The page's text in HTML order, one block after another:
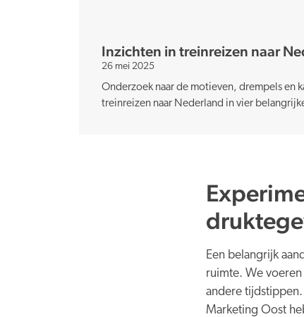
Inzichten in treinreizen naar
26 mei 2025
Onderzoek naar de motieven, drempels en
treinreizen naar Nederland in vier
Een belangrijk
ruimte. We
andere tijdstippen.
Marketing Oost